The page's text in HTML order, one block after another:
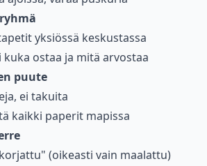
yksiössä keskustassa
kuka ostaa ja mitä arvostaa
puute
ei takuita
kaikki paperit mapissa
(oikeasti vain maalattu)